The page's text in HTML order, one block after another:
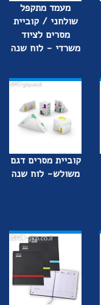
מעמד מתקפל
שולחני / קוביית
מסרים לציוד
משרדי - לוח שנה
קוביית מסרים דגם
משולש- לוח שנה